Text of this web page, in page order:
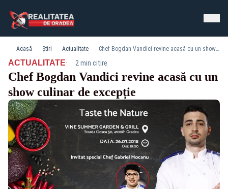
Acasă Știri Actualitate Chef Bogdan Vandici revine acasă cu un show culinar de excepție
ACTUALITATE· 2 min citire
Chef Bogdan Vandici revine acasă cu un
show culinar de excepție